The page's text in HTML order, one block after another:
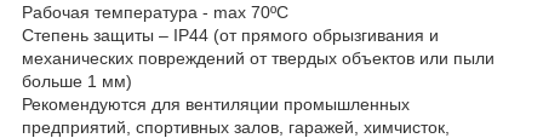
Рабочая температура - max 70ºC
Степень защиты – IP44 (от прямого обрызгивания и
механических повреждений от твердых объектов или пыли
больше 1 мм)
Рекомендуются для вентиляции промышленных
предприятий, спортивных залов, гаражей, химчисток,